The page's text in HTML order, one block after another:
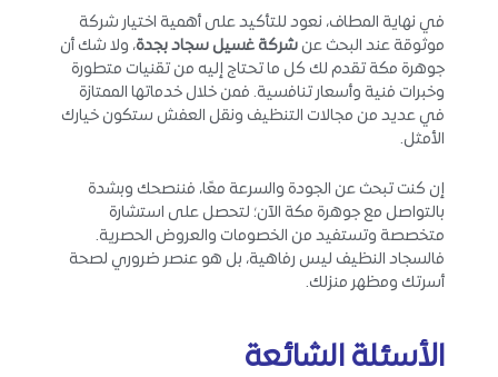
في نهاية المطاف، نعود للتأكيد على أهمية اختيار شركة
موثوقة عند البحث عن شركة غسيل سجاد بجدة، ولا شك أن
جوهرة مكة تقدم لك كل ما تحتاج إليه من تقنيات متطورة
وخبرات فنية وأسعار تنافسية. فمن خلال خدماتها الممتازة
في عديد من مجالات التنظيف ونقل العفش ستكون خيارك
الأمثل.
إن كنت تبحث عن الجودة والسرعة معًا، فننصحك وبشدة
بالتواصل مع جوهرة مكة الآن؛ لتحصل على استشارة
متخصصة وتستفيد من الخصومات والعروض الحصرية.
فالسجاد النظيف ليس رفاهية، بل هو عنصر ضروري لصحة
أسرتك ومظهر منزلك.
الأسئلة الشائعة